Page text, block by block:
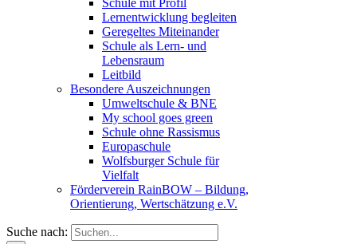
Schule mit Profil
Lernentwicklung begleiten
Geregeltes Miteinander
Schule als Lern- und
Lebensraum
Leitbild
Besondere Auszeichnungen
Umweltschule & BNE
My school goes green
Schule ohne Rassismus
Europaschule
Wolfsburger Schule für
Vielfalt
Förderverein RainBOW – Bildung,
Orientierung, Wertschätzung e.V.
Suche nach: